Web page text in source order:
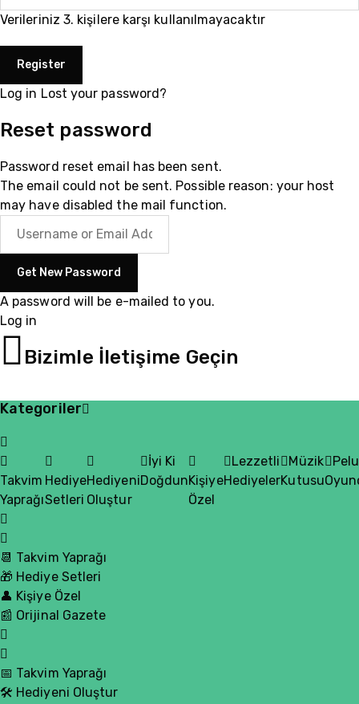
Verileriniz 3. kişilere karşı kullanılmayacaktır
Log in Lost your password?
Reset password
Password reset email has been sent.
The email could not be sent. Possible reason: your host
may have disabled the mail function.
A password will be e-mailed to you.
Log in
Bizimle İletişime Geçin
Kategoriler
Takvim
Yaprağı
Hediye
Setleri
Hediyeni
Oluştur
İyi Ki
DoğdunKişiye
Özel
Lezzetli
Hediyeler
Müzik
Kutusu
📆 Takvim Yaprağı
🎁 Hediye Setleri
👤 Kişiye Özel
📰 Orijinal Gazete
📅 Takvim Yaprağı
🛠️ Hediyeni Oluştur